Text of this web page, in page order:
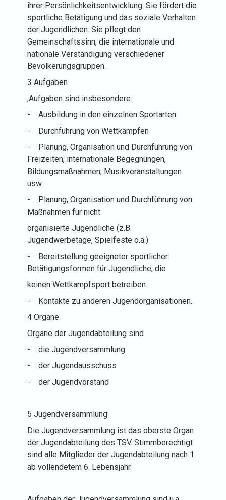
ihrer Persönlichkeitsentwicklung. Sie fördert die
sportliche Betätigung und das soziale Verhalten
der Jugendlichen. Sie pflegt den
Gemeinschaftssinn, die internationale und
nationale Verständigung verschiedener
Bevölkerungsgruppen.
3 Aufgaben
,Aufgaben sind insbesondere
-
Ausbildung in den einzelnen Sportarten
-
Durchführung von Wettkämpfen
-
Planung, Organisation und Durchführung von
Freizeiten, internationale Begegnungen,
Bildungsmaßnahmen, Musikveranstaltungen
usw.
-
Planung, Organisation und Durchführung von
Maßnahmen für nicht
organisierte Jugendliche (z.B.
Jugendwerbetage, Spielfeste o.ä.)
-
Bereitstellung geeigneter sportlicher
Betätigungsformen für Jugendliche, die
keinen Wettkampfsport betreiben.
-
Kontakte zu anderen Jugendorganisationen.
4 Organe
Organe der Jugendabteilung sind
-
die Jugendversammlung
-
der Jugendausschuss
-
der Jugendvorstand
5 Jugendversammlung
Die Jugendversammlung ist das oberste Organ
der Jugendabteilung des TSV. Stimmberechtigt
sind alle Mitglieder der Jugendabteilung nach 1
ab vollendetem 6. Lebensjahr.